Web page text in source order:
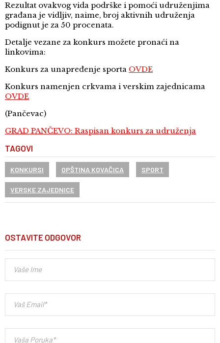
Rezultat ovakvog vida podrške i pomoći udruženjima
građana je vidljiv, naime, broj aktivnih udruženja
podignut je za 50 procenata.
Detalje vezane za konkurs možete pronaći na
linkovima:
Konkurs za unapređenje sporta OVDE
Konkurs namenjen crkvama i verskim zajednicama
OVDE
(Pančevac)
GRAD PANČEVO: Raspisan konkurs za udruženja
TAGOVI
KONKURSI OPŠTINA KOVAČICA SPORT
VERSKE ZAJEDNICE
OSTAVITE ODGOVOR